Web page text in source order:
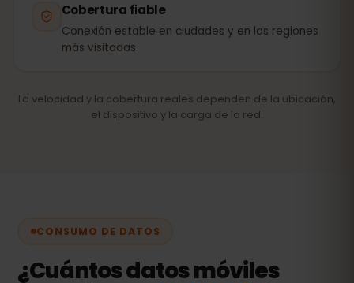
Cobertura fiable
Conexión estable en ciudades y en las regiones
más visitadas.
La velocidad y la cobertura reales dependen de la ubicación,
el dispositivo y la carga de la red.
CONSUMO DE DATOS
¿Cuántos datos móviles